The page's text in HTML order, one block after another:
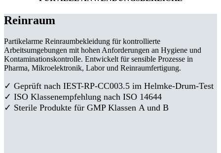
Reinraum
Partikelarme Reinraumbekleidung für kontrollierte
Arbeitsumgebungen mit hohen Anforderungen an Hygiene und
Kontaminationskontrolle. Entwickelt für sensible Prozesse in
Pharma, Mikroelektronik, Labor und Reinraumfertigung.
✓ Geprüft nach IEST-RP-CC003.5 im Helmke-Drum-Test
✓ ISO Klassenempfehlung nach ISO 14644
✓ Sterile Produkte für GMP Klassen A und B